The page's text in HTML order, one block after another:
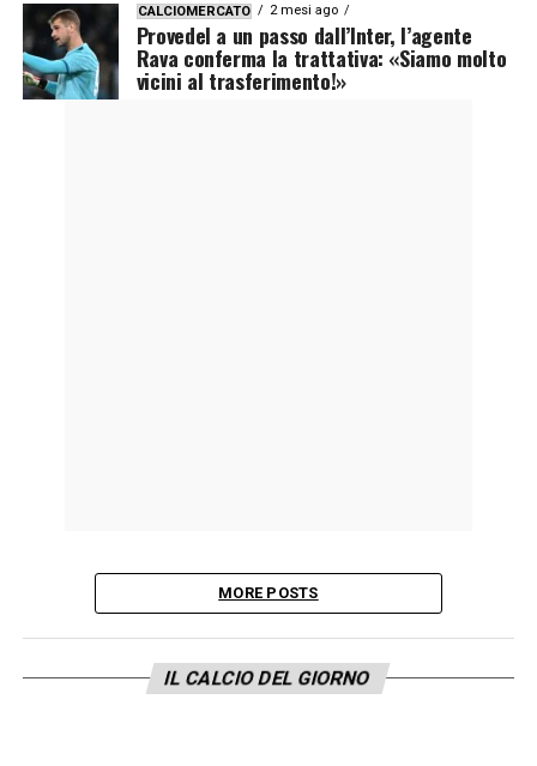
CALCIOMERCATO 2 mesi ago
Provedel a un passo dall’Inter, l’agente
Rava conferma la trattativa: «Siamo molto
vicini al trasferimento!»
MORE POSTS
IL CALCIO DEL GIORNO